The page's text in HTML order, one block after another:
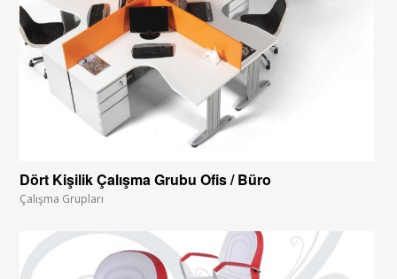
Dört Kişilik Çalışma Grubu Ofis / Büro
Çalışma Grupları